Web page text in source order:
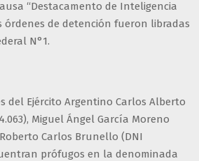
“Destacamento de Inteligencia
órdenes de detención fueron libradas
N°1.
del Ejército Argentino Carlos Alberto
Miguel Ángel García Moreno
Carlos Brunello (DNI
prófugos en la denominada